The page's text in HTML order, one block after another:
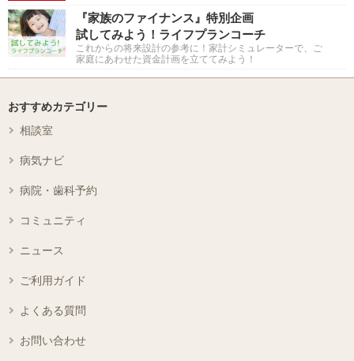
『家族のファイナンス』特別企画
試してみよう！ライフプランコーチ
これからの将来設計の参考に！家計シミュレーターで、ご
家庭にあわせた資金計画を立ててみよう！
おすすめカテゴリー
相談室
病気ナビ
病院・歯科予約
コミュニティ
ニュース
ご利用ガイド
よくある質問
お問い合わせ